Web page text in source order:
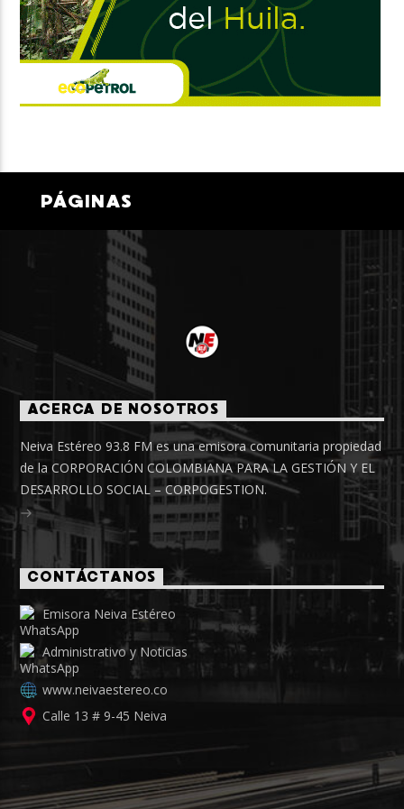
PÁGINAS
ACERCA DE NOSOTROS
Neiva Estéreo 93.8 FM es una emisora comunitaria propiedad
de la CORPORACIÓN COLOMBIANA PARA LA GESTIÓN Y EL
DESARROLLO SOCIAL – CORPOGESTION.
CONTÁCTANOS
Emisora Neiva Estéreo
Administrativo y Noticias
www.neivaestereo.co
Calle 13 # 9-45 Neiva